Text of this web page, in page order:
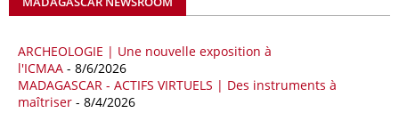
américaine Citibank pour arranger la mobilisation des financements
nécessaires à la construction du chemin de fer à écartement standard
(SGR) qui devrait relier la capitale Kampala à la frontière avec le
Kenya, pour un investissement de 2,7 milliards d'euros (3,19 milliards
ARCHEOLOGIE | Une nouvelle exposition à
l'ICMAA - 8/6/2026
MADAGASCAR - ACTIFS VIRTUELS | Des instruments à
maîtriser - 8/4/2026